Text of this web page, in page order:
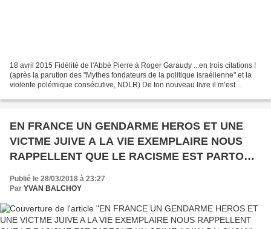
18 avril 2015 Fidélité de l'Abbé Pierre à Roger Garaudy ...en trois citations !
(après la parution des "Mythes fondateurs de la politique israélienne" et la
violente polémique consécutive, NDLR) De ton nouveau livre il m’est
EN FRANCE UN GENDARME HEROS ET UNE
VICTME JUIVE A LA VIE EXEMPLAIRE NOUS
RAPPELLENT QUE LE RACISME EST PARTOUT
UN CRIME (YVAN BALCHOY)
Publié le 28/03/2018 à 23:27
Par YVAN BALCHOY